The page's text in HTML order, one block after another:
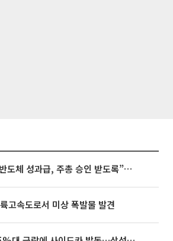
김정관 장관 “반도체 성과급, 주총 승인 받도록”…상법·자본시장법 개정 시사
고속도로서 미상 폭발물 발견